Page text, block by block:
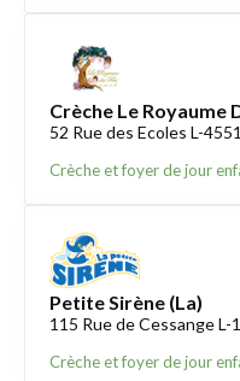
Crèche Le Royaume
52 Rue des Ecoles L-
Crèche et foyer de jour
Petite Sirène (La)
115 Rue de Cessange
Crèche et foyer de jour